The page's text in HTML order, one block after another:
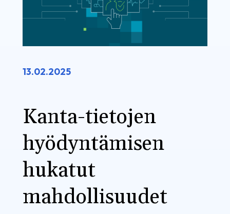
13.02.2025
Kanta-tietojen
hyödyntämisen
hukatut
mahdollisuudet